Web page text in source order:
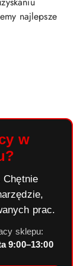
najlepsze
w
Chętnie
prac.
sklepu:
9:00–13:00